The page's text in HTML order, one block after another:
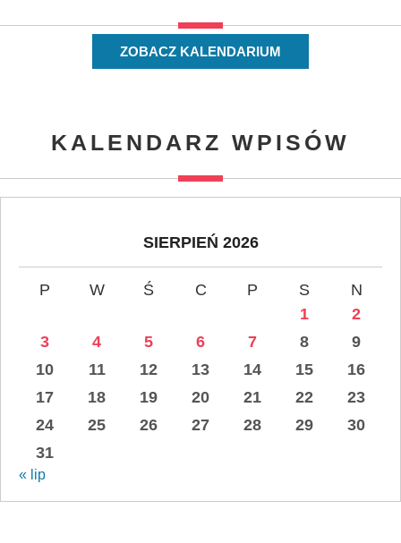
ZOBACZ KALENDARIUM
KALENDARZ WPISÓW
SIERPIEŃ 2026
P W Ś C P S
N
1
2
3
4 5 6 7 8
9
10
11 12 13 14 15
16
17
18 19 20 21 22
23
24
25 26 27 28 29
30
31
« lip